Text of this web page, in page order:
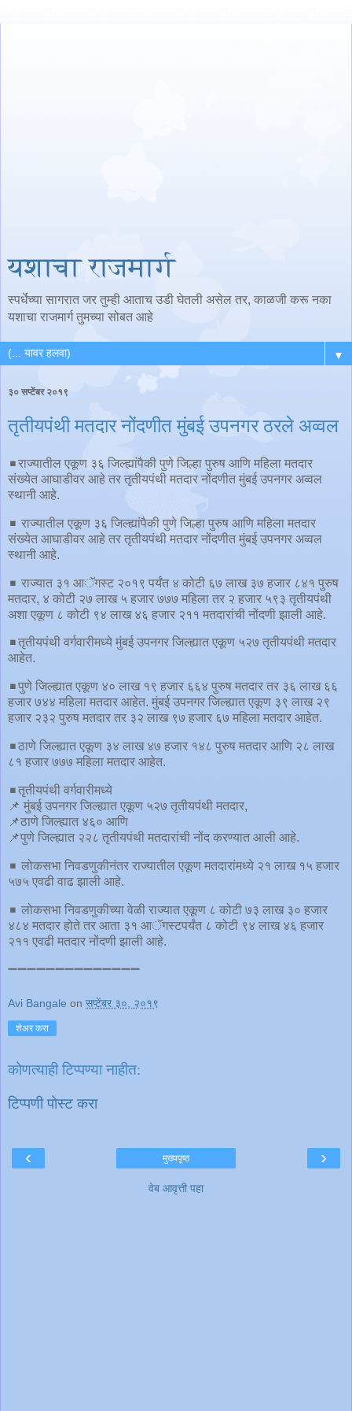
यशाचा राजमार्ग
स्पर्धेच्या सागरात जर तुम्ही आताच उडी घेतली असेल तर, काळजी करू नका
यशाचा राजमार्ग तुमच्या सोबत आहे
▼
३० सप्टेंबर २०१९
तृतीयपंथी मतदार नोंदणीत मुंबई उपनगर ठरले अव्वल
◾️राज्यातील एकूण ३६ जिल्ह्यांपैकी पुणे जिल्हा पुरुष आणि महिला मतदार
संख्येत आघाडीवर आहे तर तृतीयपंथी मतदार नोंदणीत मुंबई उपनगर अव्वल
स्थानी आहे.
◾️ राज्यातील एकूण ३६ जिल्ह्यांपैकी पुणे जिल्हा पुरुष आणि महिला मतदार
संख्येत आघाडीवर आहे तर तृतीयपंथी मतदार नोंदणीत मुंबई उपनगर अव्वल
स्थानी आहे.
◾️ राज्यात ३१ आॅगस्ट २०१९ पर्यंत ४ कोटी ६७ लाख ३७ हजार ८४१ पुरुष
मतदार, ४ कोटी २७ लाख ५ हजार ७७७ महिला तर २ हजार ५९३ तृतीयपंथी
अशा एकूण ८ कोटी ९४ लाख ४६ हजार २११ मतदारांची नोंदणी झाली आहे.
◾️तृतीयपंथी वर्गवारीमध्ये मुंबई उपनगर जिल्ह्यात एकूण ५२७ तृतीयपंथी मतदार
आहेत.
◾️पुणे जिल्ह्यात एकूण ४० लाख १९ हजार ६६४ पुरुष मतदार तर ३६ लाख ६६
हजार ७४४ महिला मतदार आहेत. मुंबई उपनगर जिल्ह्यात एकूण ३९ लाख २९
हजार २३२ पुरुष मतदार तर ३२ लाख ९७ हजार ६७ महिला मतदार आहेत.
◾️ठाणे जिल्ह्यात एकूण ३४ लाख ४७ हजार १४८ पुरुष मतदार आणि २८ लाख
८१ हजार ७७७ महिला मतदार आहेत.
◾️तृतीयपंथी वर्गवारीमध्ये
📌 मुंबई उपनगर जिल्ह्यात एकूण ५२७ तृतीयपंथी मतदार,
📌ठाणे जिल्ह्यात ४६० आणि
📌पुणे जिल्ह्यात २२८ तृतीयपंथी मतदारांची नोंद करण्यात आली आहे.
◾️ लोकसभा निवडणुकीनंतर राज्यातील एकूण मतदारांमध्ये २१ लाख १५ हजार
५७५ एवढी वाढ झाली आहे.
◾️ लोकसभा निवडणुकीच्या वेळी राज्यात एकूण ८ कोटी ७३ लाख ३० हजार
४८४ मतदार होते तर आता ३१ आॅगस्टपर्यंत ८ कोटी ९४ लाख ४६ हजार
२११ एवढी मतदार नोंदणी झाली आहे.
➖➖➖➖➖➖➖➖➖➖➖➖➖➖
Avi Bangale on सप्टेंबर ३०, २०१९
शेअर करा
कोणत्याही टिप्पण्‍या नाहीत:
टिप्पणी पोस्ट करा
‹ ›
मुख्यपृष्ठ
वेब आवृत्ती पहा